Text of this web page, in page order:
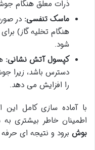
ذرات معلق هنگام
ماسک تنفسی: در
هنگام تخلیه گاز)
شود.
کپسول آتش نشانی:
دسترس باشد، زیرا
را افزایش می دهد.
با آماده سازی کامل این
اطمینان خاطر بیشتری
بوش برود و نتیجه ای حرفه